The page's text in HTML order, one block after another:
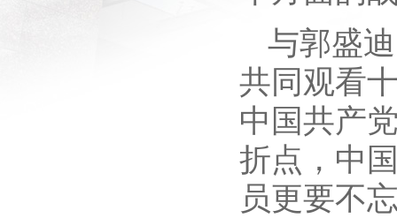
与郭盛
共同观看
中国共产
折点，中
员更要不